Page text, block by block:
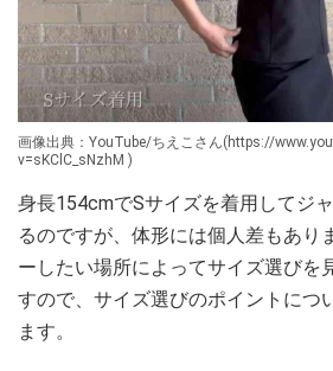
画像出典：YouTube/ちえこさん(https://
v=sKClC_sNzhM )
身長154cmでSサイズを着用してジ
るのですが、体形には個人差もあり
ーしたい場所によってサイズ選びを
すので、サイズ選びのポイントにつ
ます。